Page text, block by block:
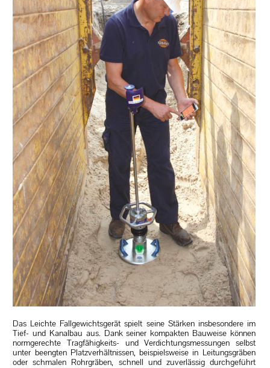
Das Leichte Fallgewichtsgerät spielt seine Stärken insbesondere im
Tief- und Kanalbau aus. Dank seiner kompakten Bauweise können
normgerechte Tragfähigkeits- und Verdichtungsmessungen selbst
unter beengten Platzverhältnissen, beispielsweise in Leitungsgräben
oder schmalen Rohrgräben, schnell und zuverlässig durchgeführt